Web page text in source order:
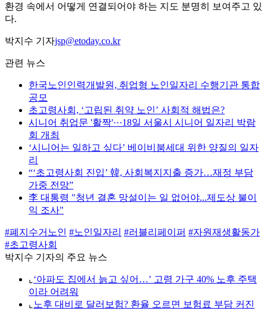
환경 속에서 어떻게 연결되어야 하는 지도 분명히 보여주고 있
다.
박지수 기자jsp@etoday.co.kr
관련 뉴스
한국노인인력개발원, 취업형 노인일자리 수행기관 통합
공모
초고령사회, ‘고립된 취약 노인’ 사회적 해법은?
시니어 취업문 '활짝'···18일 서울시 시니어 일자리 박람
회 개최
‘시니어는 일하고 싶다’ 베이비붐세대 위한 양질의 일자
리
“‘초고령사회 진입’ 韓, 사회복지지출 증가…재정 부담
가중 전망”
李 대통령 "청년 결혼 망설이는 일 없어야...제도상 불이
익 조사"
#폐지수거노인 #노인일자리 #러블리페이퍼 #자원재생활동가
#초고령사회
박지수 기자의 주요 뉴스
⌞ ‘아파도 집에서 늙고 싶어…’ 고령 가구 40% 노후 주택
이라 어려워
⌞ 노후 대비로 달러보험? 환율 오르면 보험료 부담 커진